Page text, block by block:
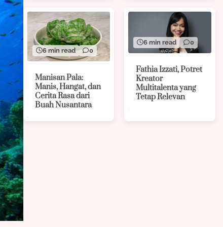
6 min read 0
Manisan Pala:
Manis, Hangat, dan
Cerita Rasa dari
Buah Nusantara
6 min read 0
Fathia Izzati, Potret
Kreator
Multitalenta yang
Tetap Relevan